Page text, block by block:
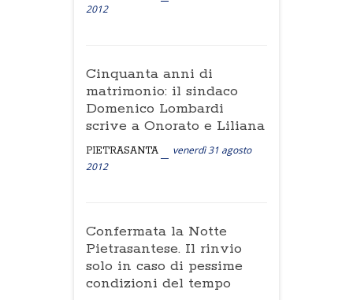
2012
Cinquanta anni di
matrimonio: il sindaco
Domenico Lombardi
scrive a Onorato e Liliana
PIETRASANTA
venerdì 31 agosto
2012
Confermata la Notte
Pietrasantese. Il rinvio
solo in caso di pessime
condizioni del tempo